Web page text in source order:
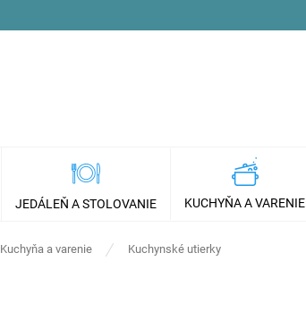
JEDÁLEŇ A STOLOVANIE KUCHYŇA A VARENIE
Kuchyňa a varenie Kuchynské utierky